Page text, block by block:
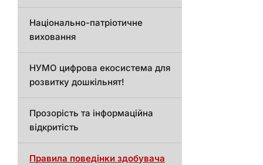
Національно-патріотичне
виховання
НУМО цифрова екосистема для
розвитку дошкільнят!
Прозорість та інформаційна
відкритість
Правила поведінки здобувача